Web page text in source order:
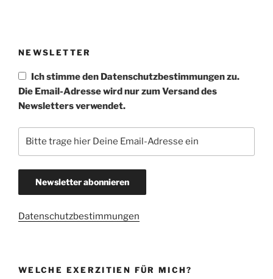
NEWSLETTER
Ich stimme den Datenschutzbestimmungen zu.
Die Email-Adresse wird nur zum Versand des
Newsletters verwendet.
Datenschutzbestimmungen
WELCHE EXERZITIEN FÜR MICH?